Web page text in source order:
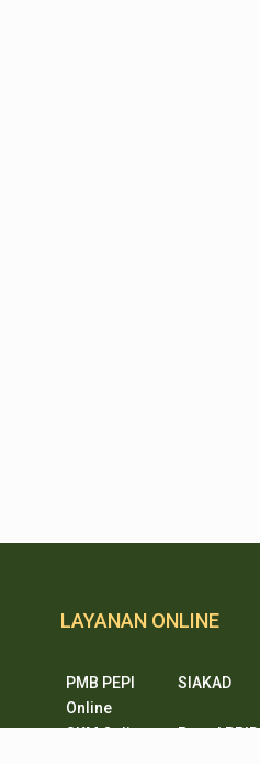
LAYANAN ONLINE
PMB PEPI
Online
SIAKAD
SKM Online
Portal PPID